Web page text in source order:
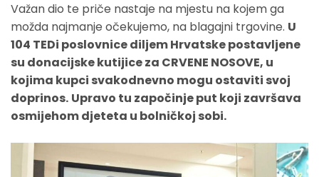
Važan dio te priče nastaje na mjestu na kojem ga
možda najmanje očekujemo, na blagajni trgovine. U
104 TEDi poslovnice diljem Hrvatske postavljene
su donacijske kutijice za CRVENE NOSOVE, u
kojima kupci svakodnevno mogu ostaviti svoj
doprinos. Upravo tu započinje put koji završava
osmijehom djeteta u bolničkoj sobi.